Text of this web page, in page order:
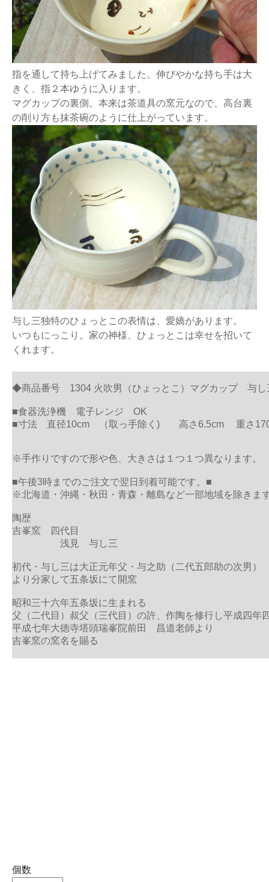
指を通して持ち上げてみました。伸びやかな持ち手は大
きく、指２本ゆうに入ります。
マグカップの裏側。本来は茶道具の窯元なので、高台裏
の削り方も抹茶碗のように仕上がっています。
与し三独特のひょっとこの表情は、愛嬌があります。
いつもにっこり。家の神様、ひょっとこは幸せを招いて
くれます。
◆商品番号 1304 火吹男（ひょっとこ）マグカップ 与し
■食器洗浄機 電子レンジ OK
■寸法 直径10cm （取っ手除く) 高さ6.5cm 重さ
※手作りですので形や色、大きさは１つ１つ異なります。
■午後3時までのご注文で翌日到着可能です。■
※北海道・沖縄・秋田・青森・離島など一部地域を除きま
陶歴
吉峯窯 四代目
浅見 与し三
初代・与し三は大正元年父・与之助（二代五郎助の次男）
より分家して五条坂にて開窯
昭和三十六年五条坂に生まれる
父（二代目）叔父（三代目）の許、作陶を修行し平成四
平成七年大徳寺塔頭瑞峯院前田 昌道老師より
吉峯窯の窯名を賜る
個数